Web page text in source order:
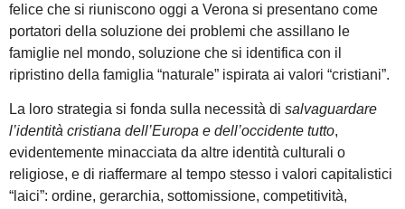
felice che si riuniscono oggi a Verona si presentano come
portatori della soluzione dei problemi che assillano le
famiglie nel mondo, soluzione che si identifica con il
ripristino della famiglia “naturale” ispirata ai valori “cristiani”.
La loro strategia si fonda sulla necessità di salvaguardare
l’identità cristiana dell’Europa e dell’occidente tutto,
evidentemente minacciata da altre identità culturali o
religiose, e di riaffermare al tempo stesso i valori capitalistici
“laici”: ordine, gerarchia, sottomissione, competitività,